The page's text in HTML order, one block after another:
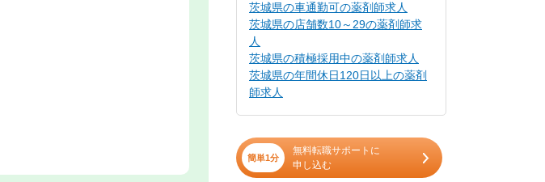
茨城県の車通勤可の薬剤師求人
茨城県の店舗数10～29の薬剤師求
人
茨城県の積極採用中の薬剤師求人
茨城県の年間休日120日以上の薬剤
師求人
簡単1分
無料転職サポートに
申し込む